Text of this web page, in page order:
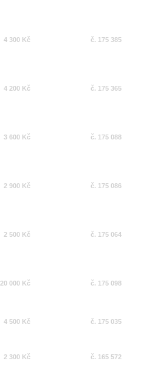
4 300 Kč č. 175 385
4 200 Kč č. 175 365
3 600 Kč č. 175 088
2 900 Kč č. 175 086
2 500 Kč č. 175 064
20 000 Kč č. 175 098
4 500 Kč č. 175 035
2 300 Kč č. 165 572